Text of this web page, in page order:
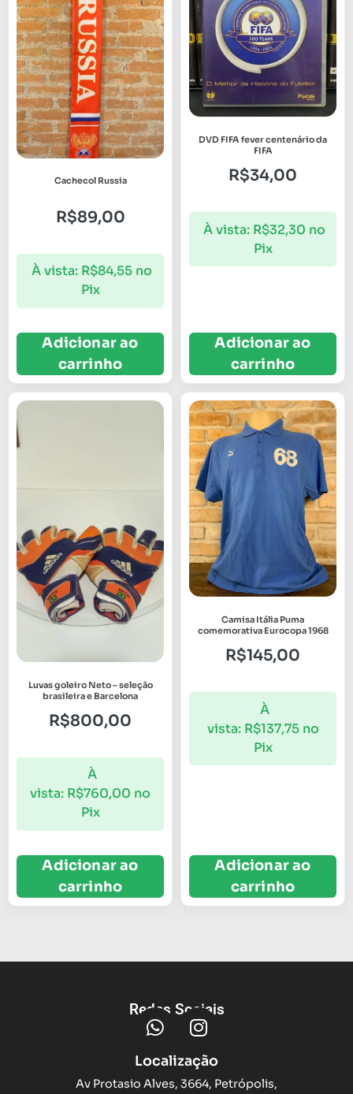
Cachecol Russia
R$89,00
À vista: R$84,55 no
Pix
Adicionar ao
carrinho
DVD FIFA fever centenário da
FIFA
R$34,00
À vista: R$32,30 no
Pix
Adicionar ao
carrinho
Luvas goleiro Neto – seleção
brasileira e Barcelona
R$800,00
À
vista: R$760,00 no
Pix
Adicionar ao
carrinho
Camisa Itália Puma
comemorativa Eurocopa 1968
R$145,00
À
vista: R$137,75 no
Pix
Adicionar ao
carrinho
Redes Sociais
Localização
Av Protasio Alves, 3664, Petrópolis,